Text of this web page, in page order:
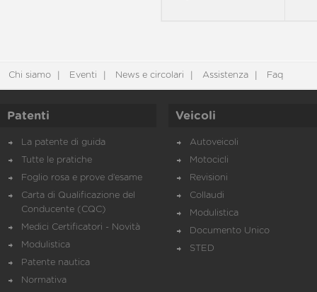
Chi siamo Eventi News e circolari Assistenza Faq
Patenti
La patente di guida
Tutte le pratiche
Foglio rosa e prove d’esame
Carta di Qualificazione del
Conducente (CQC)
Medici Certificatori - Novità
Modulistica
Patente nautica
Normativa
Veicoli
Autoveicoli
Motocicli
Revisioni
Collaudi
Modulistica
Documento Unico
STED